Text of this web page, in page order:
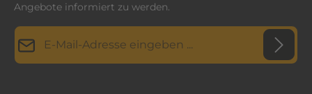
Angebote informiert zu werden.
E-Mail-Adresse*